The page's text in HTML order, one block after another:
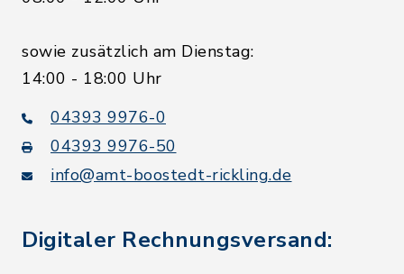
sowie zusätzlich am Dienstag:
14:00 - 18:00 Uhr
04393 9976-0
04393 9976-50
info@amt-boostedt-rickling.de
Digitaler Rechnungsversand: